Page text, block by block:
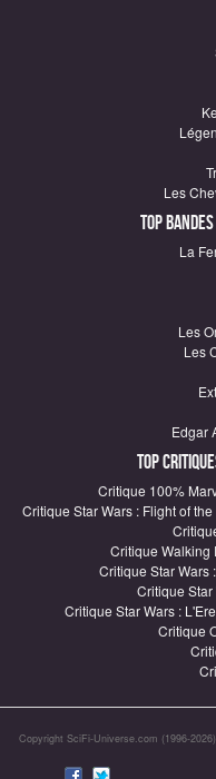
Les
Top
La
Les
Les
Edgar
Top
Critique 100%
Critique Star Wars : Flight of
Critique Walking
Critique Star Wars
Critique Star
Critique Star Wars :
Critique
Copyright SciFi-Universe.com (1996-